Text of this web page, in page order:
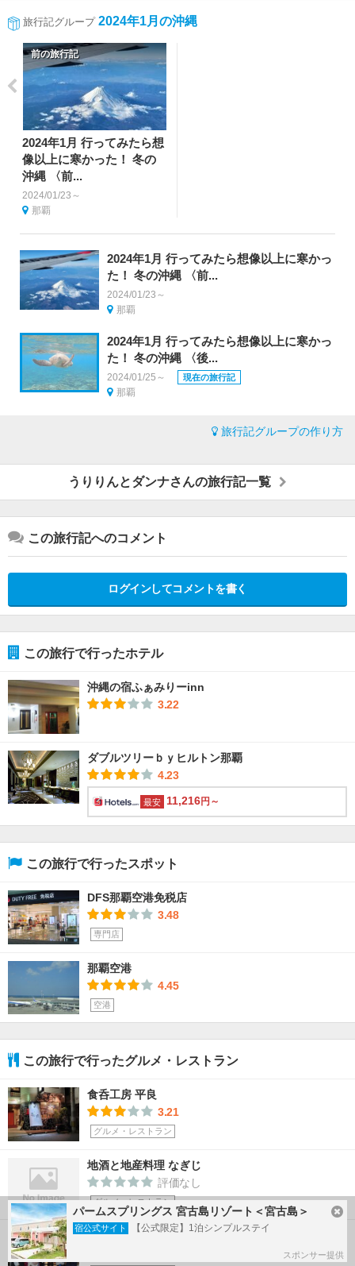
旅行記グループ 2024年1月の沖縄
前の旅行記
2024年1月 行ってみたら想
像以上に寒かった！ 冬の
沖縄 〈前...
2024/01/23～
那覇
2024年1月 行ってみたら想像以上に寒かっ
た！ 冬の沖縄 〈前...
2024/01/23～
那覇
2024年1月 行ってみたら想像以上に寒かっ
た！ 冬の沖縄 〈後...
2024/01/25～ 現在の旅行記
那覇
旅行記グループの作り方
うりりんとダンナさんの旅行記一覧
この旅行記へのコメント
ログインしてコメントを書く
この旅行で行ったホテル
沖縄の宿ふぁみりーinn
3.22
ダブルツリーｂｙヒルトン那覇
4.23
最安 11,216円～
この旅行で行ったスポット
DFS那覇空港免税店
3.48
専門店
那覇空港
4.45
空港
この旅行で行ったグルメ・レストラン
食呑工房 平良
3.21
グルメ・レストラン
地酒と地産料理 なぎじ
評価なし
グルメ・レストラン
ポーたま 那覇空港国内線到着ロビー店
パームスプリングス 宮古島リゾート＜宮古島＞
宿公式サイト 【公式限定】1泊シンプルステイ
スポンサー提供